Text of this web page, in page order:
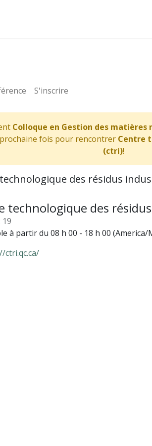
S'inscrire
Colloque en Gestion des matières
fois pour rencontrer Centre
(ctri)!
des résidus
technologique des
19
à partir du 08 h 00 - 18 h 00 (America/
ctri.qc.ca/